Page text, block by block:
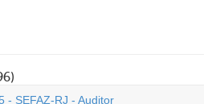
- SEFAZ-RJ - Auditor